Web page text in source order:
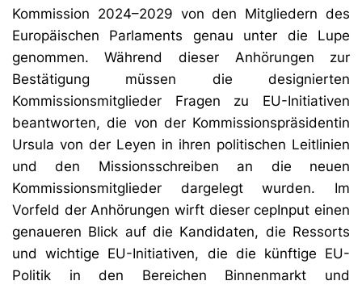
Kommission 2024–2029 von den Mitgliedern des
Europäischen Parlaments genau unter die Lupe
genommen. Während dieser Anhörungen zur
Bestätigung müssen die designierten
Kommissionsmitglieder Fragen zu EU-Initiativen
beantworten, die von der Kommissionspräsidentin
Ursula von der Leyen in ihren politischen Leitlinien
und den Missionsschreiben an die neuen
Kommissionsmitglieder dargelegt wurden. Im
Vorfeld der Anhörungen wirft dieser cepInput einen
genaueren Blick auf die Kandidaten, die Ressorts
und wichtige EU-Initiativen, die die künftige EU-
Politik in den Bereichen Binnenmarkt und